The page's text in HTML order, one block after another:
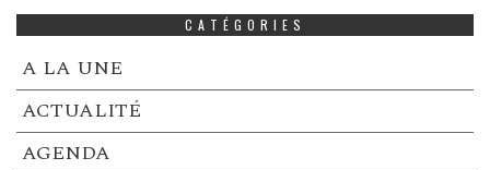
CATÉGORIES
A LA UNE
ACTUALITÉ
AGENDA